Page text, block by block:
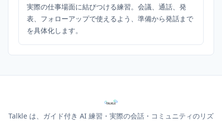
実際の仕事場面に結びつける練習。会議、通話、発
表、フォローアップで使えるよう、準備から発話まで
を具体化します。
Talkle は、ガイド付き AI 練習・実際の会話・コミュニティのリズ